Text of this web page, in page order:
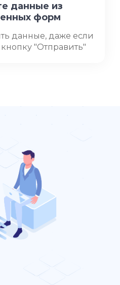
данные из
форм
данные, даже если
"Отправить"